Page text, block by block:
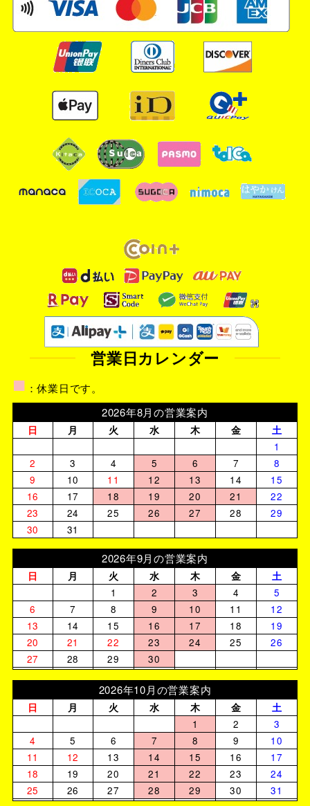
営業日カレンダー
■ ：休業日です。
2026年8月の営業案内
日 月 火 水 木 金
土
1
2
3 4 5 6 7
8
9
10 11 12 13 14
15
16
17 18 19 20 21
22
23
24 25 26 27 28
29
30
31
2026年9月の営業案内
日 月 火 水 木 金
土
1
2 3 4
5
6
7 8 9 10 11
12
13
14 15 16 17 18
19
20
21 22 23 24 25
26
27
28 29 30
2026年10月の営業案内
日 月 火 水 木 金
土
1
2
3
4
5 6 7 8 9
10
11
12 13 14 15 16
17
18
19 20 21 22 23
24
25
26 27 28 29 30 31